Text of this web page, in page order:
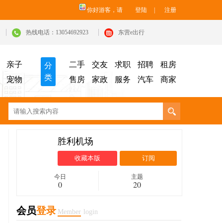
你好游客，请 登陆 注册
热线电话：13054692923 东营e出行
亲子
宠物
分
类
二手 交友 求职 招聘
租房
售房
家政 服务 汽车 商家
胜利机场
收藏本版 订阅
今日
0
主题
20
会员登录 Member login